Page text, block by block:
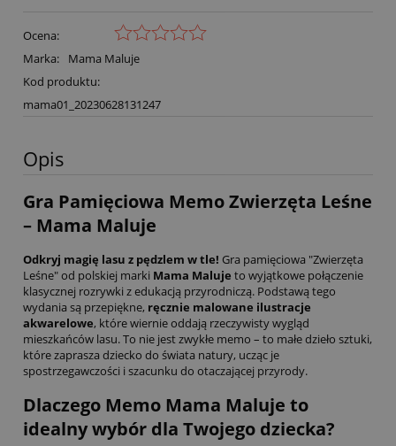
Ocena:
Marka:
Mama Maluje
Kod produktu:
mama01_20230628131247
Opis
Gra Pamięciowa Memo Zwierzęta Leśne
– Mama Maluje
Odkryj magię lasu z pędzlem w tle! Gra pamięciowa "Zwierzęta
Leśne" od polskiej marki Mama Maluje to wyjątkowe połączenie
klasycznej rozrywki z edukacją przyrodniczą. Podstawą tego
wydania są przepiękne, ręcznie malowane ilustracje
akwarelowe, które wiernie oddają rzeczywisty wygląd
mieszkańców lasu. To nie jest zwykłe memo – to małe dzieło sztuki,
które zaprasza dziecko do świata natury, ucząc je
spostrzegawczości i szacunku do otaczającej przyrody.
Dlaczego Memo Mama Maluje to
idealny wybór dla Twojego dziecka?